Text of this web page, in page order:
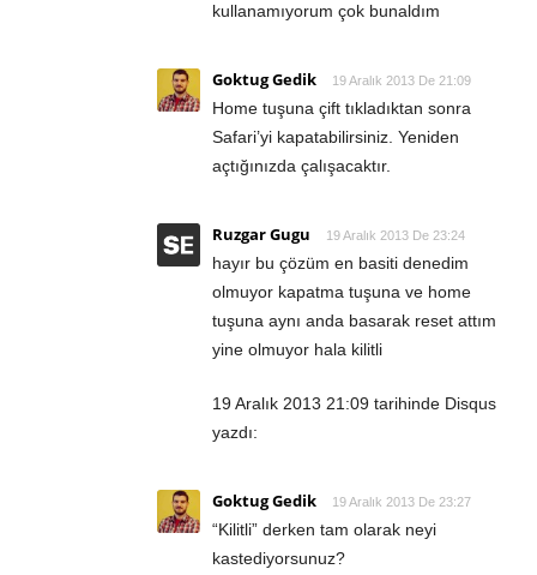
kullanamıyorum çok bunaldım
Goktug Gedik 19 Aralık 2013 De 21:09
Home tuşuna çift tıkladıktan sonra
Safari’yi kapatabilirsiniz. Yeniden
açtığınızda çalışacaktır.
Ruzgar Gugu 19 Aralık 2013 De 23:24
hayır bu çözüm en basiti denedim
olmuyor kapatma tuşuna ve home
tuşuna aynı anda basarak reset attım
yine olmuyor hala kilitli
19 Aralık 2013 21:09 tarihinde Disqus
yazdı:
Goktug Gedik 19 Aralık 2013 De 23:27
“Kilitli” derken tam olarak neyi
kastediyorsunuz?